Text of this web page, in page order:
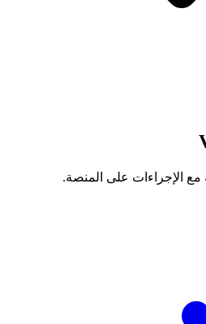
مع الإجراءات على المنصة.